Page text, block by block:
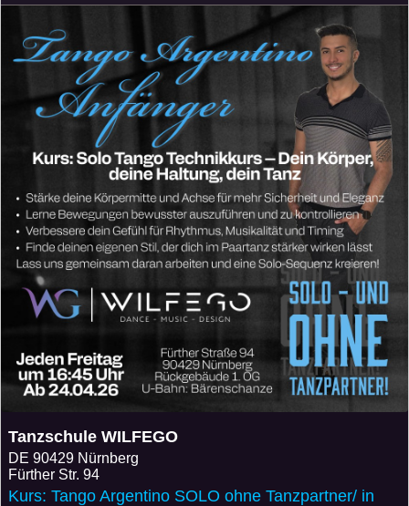
Tanzschule WILFEGO
DE 90429 Nürnberg
Fürther Str. 94
Kurs: Tango Argentino SOLO ohne Tanzpartner/ in